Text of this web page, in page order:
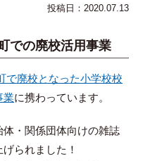
投稿日：2020.07.13
での廃校活用事業
で廃校となった小学校校
業に携わっています。
・関係団体向けの雑誌
られました！